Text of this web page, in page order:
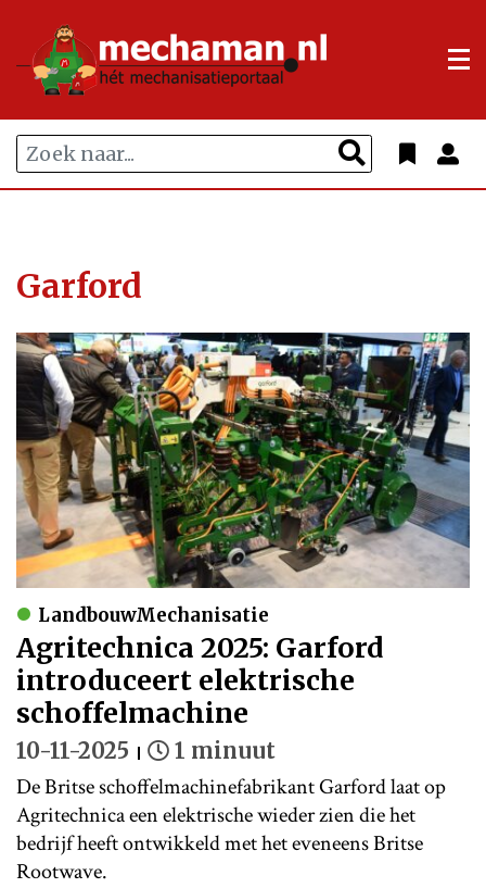
Garford
LandbouwMechanisatie
Agritechnica 2025: Garford
introduceert elektrische
schoffelmachine
10-11-2025 1 minuut
De Britse schoffelmachinefabrikant Garford laat op
Agritechnica een elektrische wieder zien die het
bedrijf heeft ontwikkeld met het eveneens Britse
Rootwave.